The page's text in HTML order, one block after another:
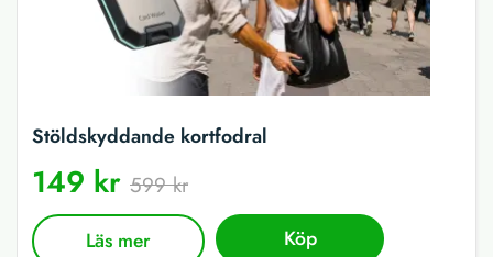
Stöldskyddande kortfodral
149 kr 599 kr
Läs mer Köp